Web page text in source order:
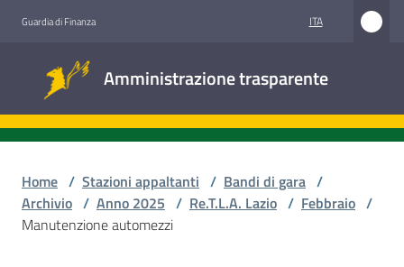
Guardia di Finanza ITA
Amministrazione trasparente
trasparente
Home / Stazioni appaltanti / Bandi di gara /
Archivio / Anno 2025 / Re.T.L.A. Lazio / Febbraio /
Manutenzione automezzi